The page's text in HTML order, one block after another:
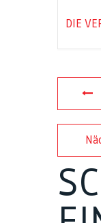
DIE